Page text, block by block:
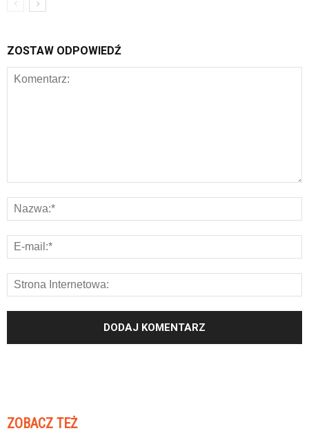
ZOSTAW ODPOWIEDŹ
ZOBACZ TEŻ